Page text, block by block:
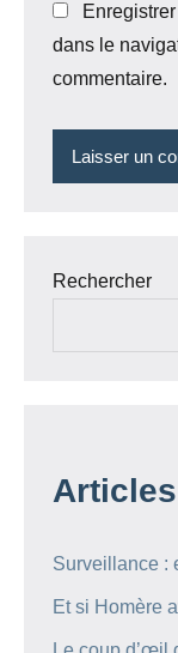
dans le
commentaire.
Rechercher
Surveillance :
Et si Homère